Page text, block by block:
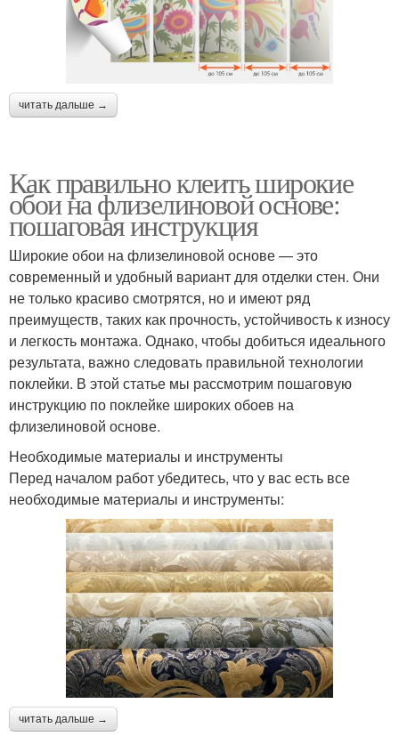
читать дальше →
Как правильно клеить широкие
обои на флизелиновой основе:
пошаговая инструкция
Широкие обои на флизелиновой основе — это
современный и удобный вариант для отделки стен. Они
не только красиво смотрятся, но и имеют ряд
преимуществ, таких как прочность, устойчивость к износу
и легкость монтажа. Однако, чтобы добиться идеального
результата, важно следовать правильной технологии
поклейки. В этой статье мы рассмотрим пошаговую
инструкцию по поклейке широких обоев на
флизелиновой основе.
Необходимые материалы и инструменты
Перед началом работ убедитесь, что у вас есть все
необходимые материалы и инструменты:
читать дальше →